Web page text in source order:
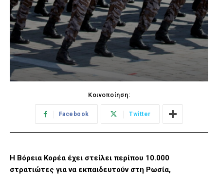
Κοινοποίηση:
Facebook Twitter
Η Βόρεια Κορέα έχει στείλει περίπου 10.000
στρατιώτες για να εκπαιδευτούν στη Ρωσία,